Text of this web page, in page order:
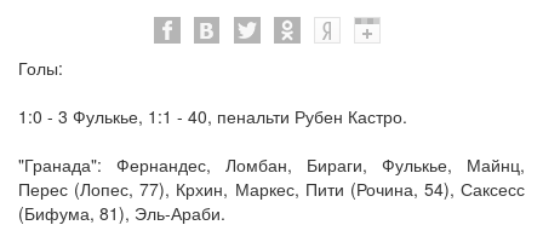
Голы:
1:0 - 3 Фулькье, 1:1 - 40, пенальти Рубен Кастро.
"Гранада": Фернандес, Ломбан, Бираги, Фулькье, Майнц,
Перес (Лопес, 77), Крхин, Маркес, Пити (Рочина, 54), Саксесс
(Бифума, 81), Эль-Араби.